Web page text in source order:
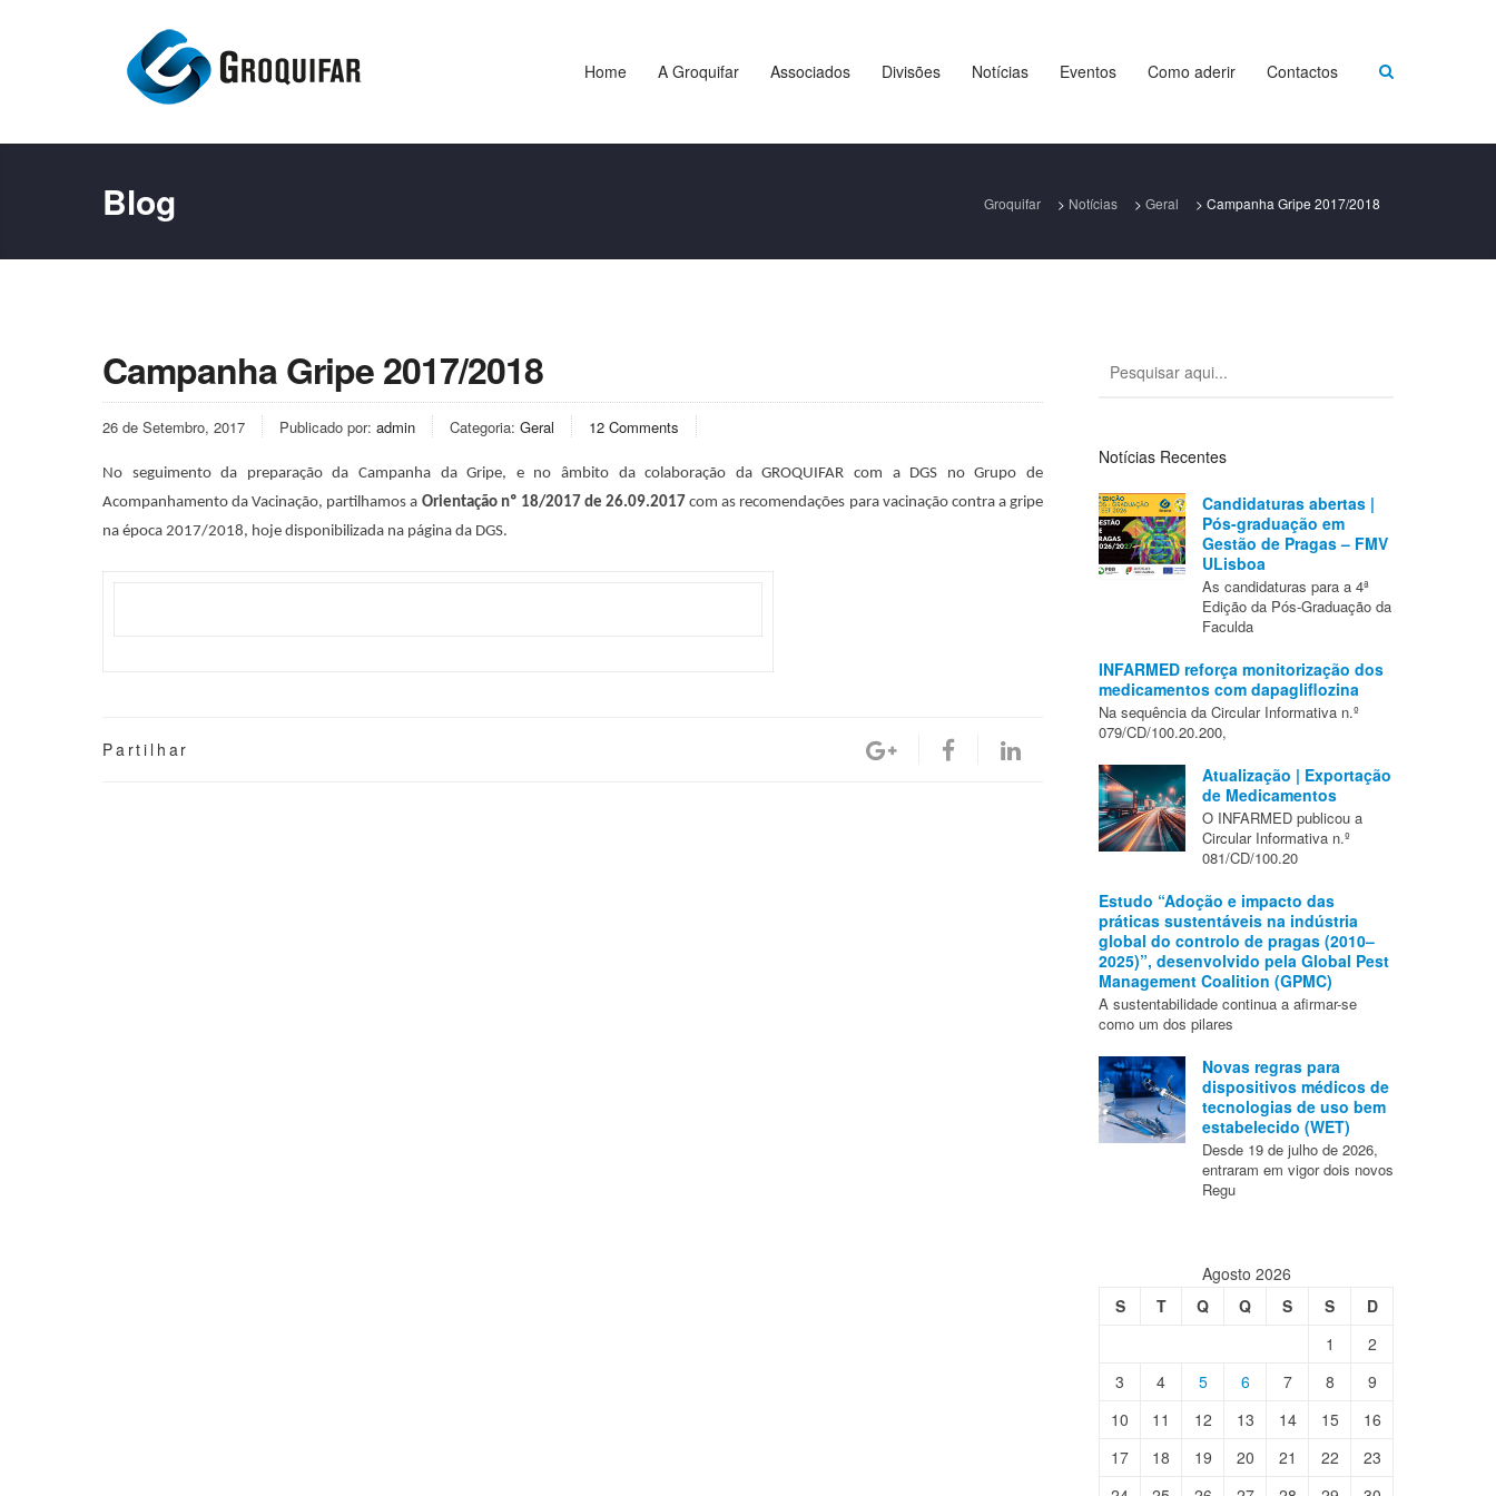
Home A Groquifar Associados Divisões Notícias Eventos Como aderir Contactos
Blog Groquifar > Notícias > Geral > Campanha Gripe 2017/2018
Campanha Gripe 2017/2018
26 de Setembro, 2017 Publicado por: admin Categoria: Geral 12 Comments
No seguimento da preparação da Campanha da Gripe, e no âmbito da colaboração da GROQUIFAR com a DGS no Grupo de
Acompanhamento da Vacinação, partilhamos a Orientaçãonº 18/2017 de 26.09.2017 com as recomendações para vacinação contra a gripe
na época 2017/2018, hoje disponibilizada na página da DGS.
Partilhar
Notícias Recentes
Candidaturas abertas |
Pós-graduação em
Gestão de Pragas – FMV
ULisboa
As candidaturas para a 4ª
Edição da Pós-Graduação da
Faculda
INFARMED reforça monitorização dos
medicamentos com dapagliflozina
Na sequência da Circular Informativa n.º
079/CD/100.20.200,
Atualização | Exportação
de Medicamentos
O INFARMED publicou a
Circular Informativa n.º
081/CD/100.20
Estudo “Adoção e impacto das
práticas sustentáveis na indústria
global do controlo de pragas (2010–
2025)”, desenvolvido pela Global Pest
Management Coalition (GPMC)
A sustentabilidade continua a afirmar-se
como um dos pilares
Novas regras para
dispositivos médicos de
tecnologias de uso bem
estabelecido (WET)
Desde 19 de julho de 2026,
entraram em vigor dois novos
Regu
Agosto 2026
S
T Q Q S S
D
1
2
3
4 5 6 7 8
9
10
11 12 13 14 15
16
17
18 19 20 21 22
23